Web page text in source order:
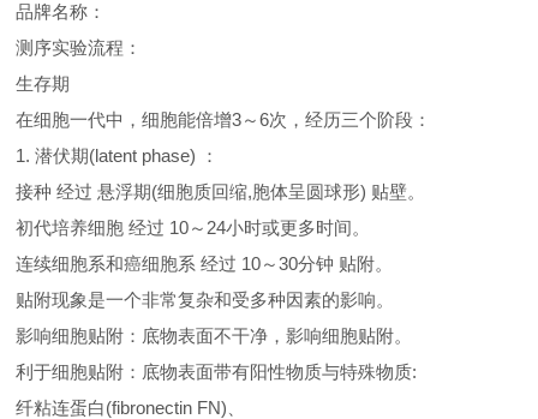
品牌名称：
测序实验流程：
生存期
在细胞一代中，细胞能倍增3～6次，经历三个阶段：
1. 潜伏期(latent phase) ：
接种 经过 悬浮期(细胞质回缩,胞体呈圆球形) 贴壁。
初代培养细胞 经过 10～24小时或更多时间。
连续细胞系和癌细胞系 经过 10～30分钟 贴附。
贴附现象是一个非常复杂和受多种因素的影响。
影响细胞贴附：底物表面不干净，影响细胞贴附。
利于细胞贴附：底物表面带有阳性物质与特殊物质:
纤粘连蛋白(fibronectin FN)、